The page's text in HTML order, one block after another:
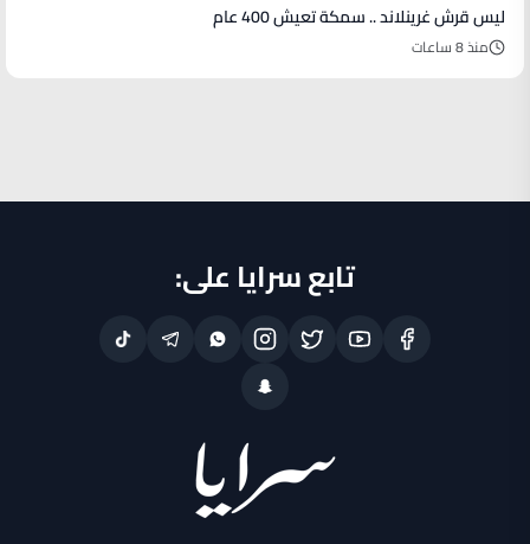
ليس قرش غرينلاند .. سمكة تعيش 400 عام
منذ 8 ساعات
تابع سرايا على: